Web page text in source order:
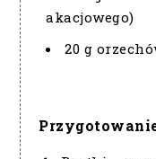
akacjowego)
20 g